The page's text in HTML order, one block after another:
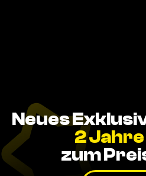
Neues
2 Jahre
zum